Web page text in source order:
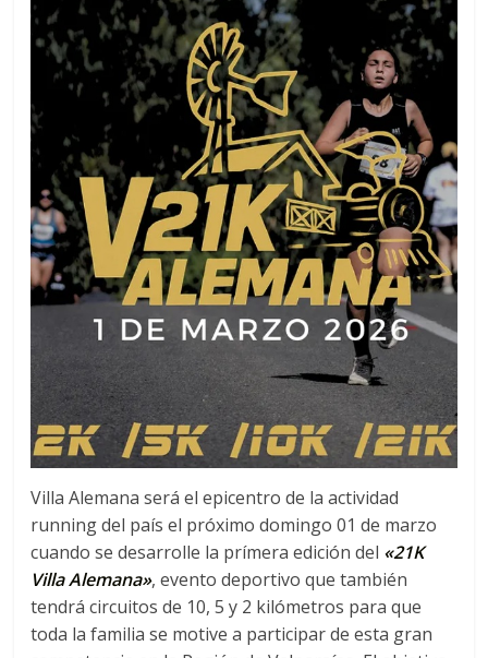
Villa Alemana será el epicentro de la actividad
running del país el próximo domingo 01 de marzo
cuando se desarrolle la prímera edición del «21K
Villa Alemana», evento deportivo que también
tendrá circuitos de 10, 5 y 2 kilómetros para que
toda la familia se motive a participar de esta gran